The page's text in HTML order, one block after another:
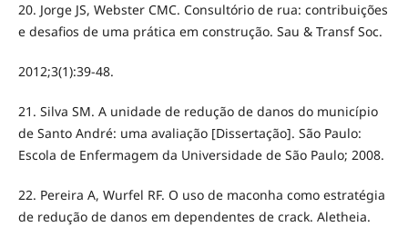
20. Jorge JS, Webster CMC. Consultório de rua: contribuições
e desafios de uma prática em construção. Sau & Transf Soc.
2012;3(1):39-48.
21. Silva SM. A unidade de redução de danos do município
de Santo André: uma avaliação [Dissertação]. São Paulo:
Escola de Enfermagem da Universidade de São Paulo; 2008.
22. Pereira A, Wurfel RF. O uso de maconha como estratégia
de redução de danos em dependentes de crack. Aletheia.